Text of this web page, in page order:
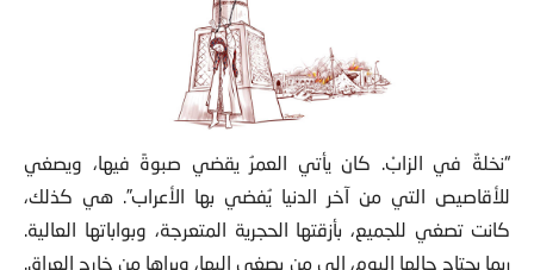
“نخلةٌ في الزابْ. كان يأتي العمرُ يقضي صبوةً فيها، ويصغي
للأقاصيص التي من آخر الدنيا يُفضي بها الأعراب”. هي كذلك،
كانت تصغي للجميع، بأزقتها الحجرية المتعرجة، وبواباتها العالية.
ربما يحتاج حالها اليوم، إلى من يصغي إليها، ويراها من خارج العراق.